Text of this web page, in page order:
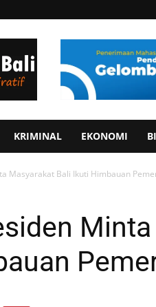
KRIMINAL EKONOMI
Masyarakat Bali Ikuti Himbauan